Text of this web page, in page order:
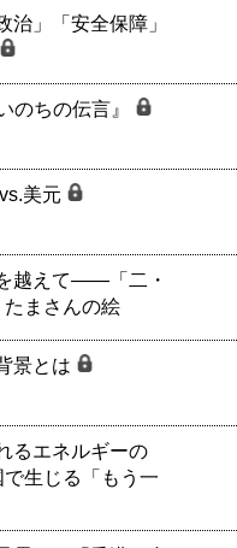
治」「安全保障」
のちの伝言』
美元
越えて――「二・
まさんの絵
景とは
るエネルギーの
で生じる「もう一